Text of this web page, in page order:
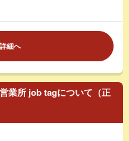
細へ
業所 job tagについて（正